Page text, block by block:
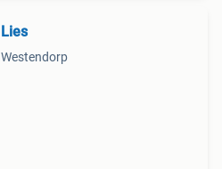
Lies
Westendorp